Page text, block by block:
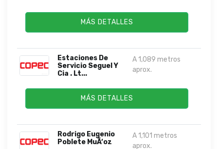
MÁS DETALLES
Estaciones De
Servicio Seguel Y
Cia . Lt...
A 1,089 metros
aprox.
MÁS DETALLES
Rodrigo Eugenio
Poblete MuÃ‘oz
A 1,101 metros
aprox.